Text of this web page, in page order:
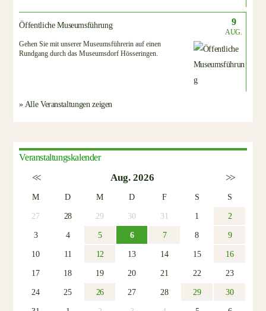
Öffentliche Museumsführung 9
AUG.
Gehen Sie mit unserer Museumsführerin auf einen
Rundgang durch das Museumsdorf Hösseringen.
» Alle Veranstaltungen zeigen
Veranstaltungskalender
<< Aug. 2026 >>
M D M D F S
S
27
28 29 30 31 1
2
3
4 5 6 7 8
9
10
11 12 13 14 15
16
17
18 19 20 21 22
23
24
25 26 27 28 29
30